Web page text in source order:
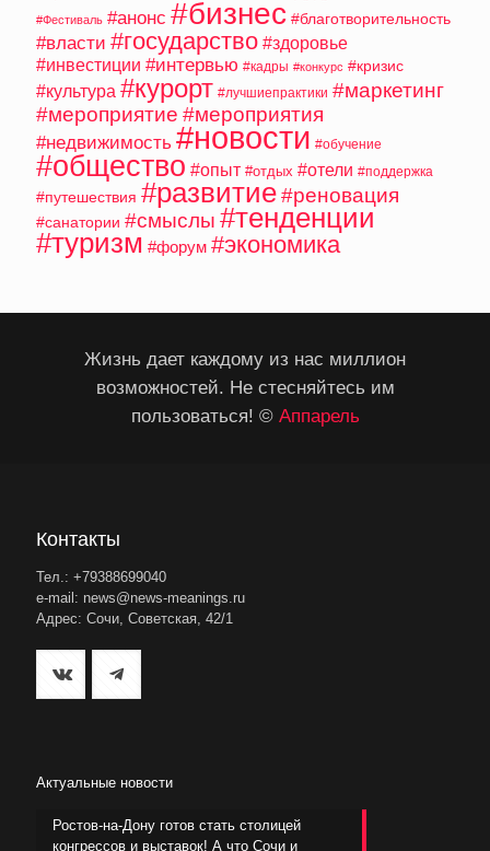
#Фестиваль #анонс #бизнес #благотворительность
#власти #государство #здоровье
#инвестиции #интервью #кадры #конкурс #кризис
#культура #курорт #лучшиепрактики #маркетинг
#мероприятие #мероприятия
#недвижимость #новости #обучение
#общество #опыт #отдых #отели #поддержка
#путешествия #развитие#реновация
#санатории #смыслы #тенденции
#туризм #форум #экономика
Жизнь дает каждому из нас миллион
возможностей. Не стесняйтесь им
пользоваться! © Аппарель
Контакты
Тел.: +79388699040
e-mail: news@news-meanings.ru
Адрес: Сочи, Советская, 42/1
Актуальные новости
Ростов-на-Дону готов стать столицей
конгрессов и выставок! А что Сочи и